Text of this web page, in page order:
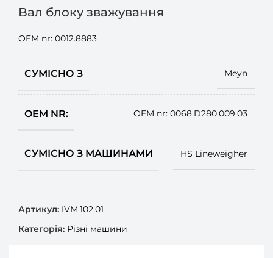
Вал блоку зважування
OEM nr: 0012.8883
СУМІСНО З Meyn
OEM NR: OEM nr: 0068.D280.009.03
СУМІСНО З МАШИНАМИ HS Lineweigher
Артикул: IVM.102.01
Категорія: Різні машини